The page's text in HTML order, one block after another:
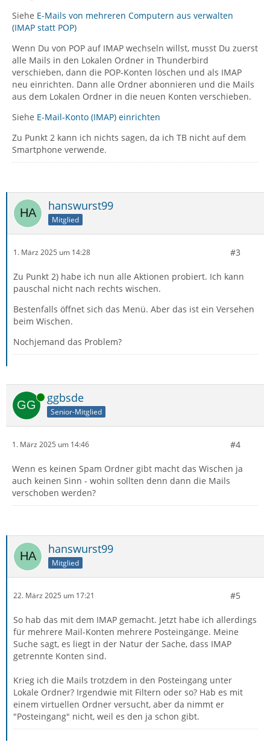
Siehe E-Mails von mehreren Computern aus verwalten
(IMAP statt POP)
Wenn Du von POP auf IMAP wechseln willst, musst Du zuerst
alle Mails in den Lokalen Ordner in Thunderbird
verschieben, dann die POP-Konten löschen und als IMAP
neu einrichten. Dann alle Ordner abonnieren und die Mails
aus dem Lokalen Ordner in die neuen Konten verschieben.
Siehe E-Mail-Konto (IMAP) einrichten
Zu Punkt 2 kann ich nichts sagen, da ich TB nicht auf dem
Smartphone verwende.
hanswurst99
Mitglied
1. März 2025 um 14:28 #3
Zu Punkt 2) habe ich nun alle Aktionen probiert. Ich kann
pauschal nicht nach rechts wischen.
Bestenfalls öffnet sich das Menü. Aber das ist ein Versehen
beim Wischen.
Nochjemand das Problem?
Online ggbsde
Senior-Mitglied
1. März 2025 um 14:46 #4
Wenn es keinen Spam Ordner gibt macht das Wischen ja
auch keinen Sinn - wohin sollten denn dann die Mails
verschoben werden?
hanswurst99
Mitglied
22. März 2025 um 17:21 #5
So hab das mit dem IMAP gemacht. Jetzt habe ich allerdings
für mehrere Mail-Konten mehrere Posteingänge. Meine
Suche sagt, es liegt in der Natur der Sache, dass IMAP
getrennte Konten sind.
Krieg ich die Mails trotzdem in den Posteingang unter
Lokale Ordner? Irgendwie mit Filtern oder so? Hab es mit
einem virtuellen Ordner versucht, aber da nimmt er
"Posteingang" nicht, weil es den ja schon gibt.